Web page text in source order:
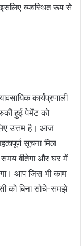
व्यवस्थित रूप से
कार्यप्रणाली
हुई पेमेंट को
उत्तम है। आज
सूचना मिल
बीतेगा और घर में
आप जिस भी काम
को बिना सोचे-समझे